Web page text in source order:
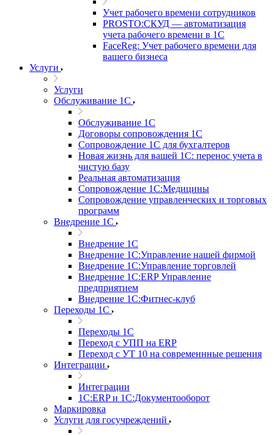
Учет рабочего времени сотрудников
PROSTO:СКУД — автоматизация
учета рабочего времени в 1С
FaceReg: Учет рабочего времени для
вашего бизнеса
Услуги
Услуги
Обслуживание 1С
Обслуживание 1С
Договоры сопровождения 1С
Сопровождение 1С для бухгалтеров
Новая жизнь для вашей 1С: перенос учета в
чистую базу
Реальная автоматизация
Сопровождение 1С:Медицины
Сопровождение управленческих и торговых
программ
Внедрение 1С
Внедрение 1С
Внедрение 1С:Управление нашей фирмой
Внедрение 1С:Управление торговлей
Внедрение 1С:ERP Управление
предприятием
Внедрение 1С:Фитнес-клуб
Переходы 1С
Переходы 1С
Переход с УПП на ERP
Переход с УТ 10 на современнные решения
Интеграции
Интеграции
1С:ERP и 1С:Документооборот
Маркировка
Услуги для госучреждений